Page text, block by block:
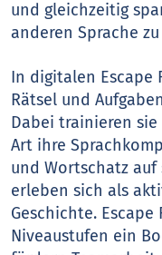
und gleichzeitig
anderen Sprache
In digitalen Escape
Rätsel und
Dabei trainieren
Art ihre
und Wortschatz auf
erleben sich als
Geschichte.
Niveaustufen ein